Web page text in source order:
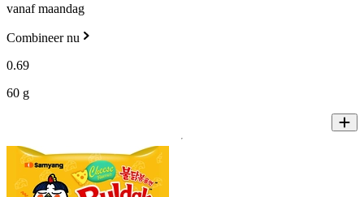
vanaf maandag
Combineer nu
0.69
60 g